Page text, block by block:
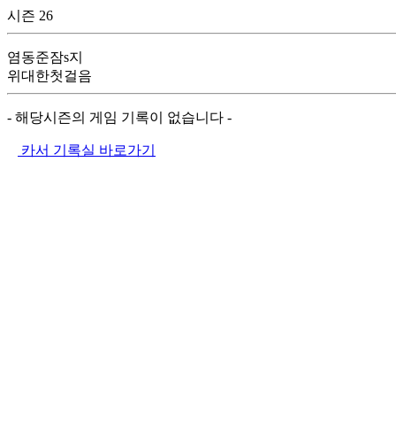
시즌 26
염동준잠s지
위대한첫걸음
- 해당시즌의 게임 기록이 없습니다 -
카서 기록실 바로가기